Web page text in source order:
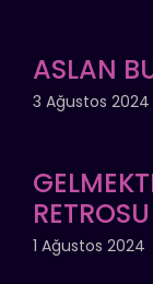
ASLAN
3 Ağustos 2024
RETROSU
1 Ağustos 2024